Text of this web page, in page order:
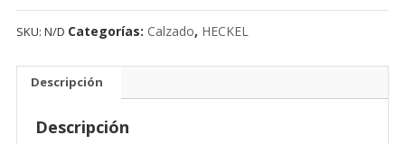
LOW
cantidad
SKU: N/D Categorías: Calzado, HECKEL
Descripción
Descripción